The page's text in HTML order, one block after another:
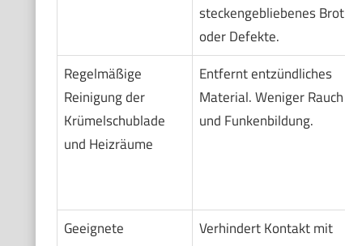
steckengebliebenes Brot
oder Defekte.
Regelmäßige
Reinigung der
Krümelschublade
und Heizräume
Entfernt entzündliches
Material. Weniger Rauch
und Funkenbildung.
Geeignete
Verhindert Kontakt mit